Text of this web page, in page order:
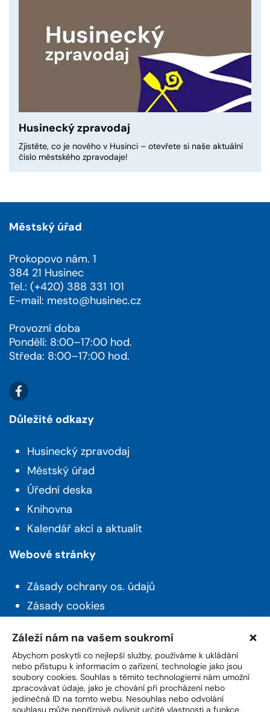
Záleží nám na vašem soukromí
Abychom poskytli co nejlepší služby, používáme k ukládání
nebo přístupu k informacím o zařízení, technologie jako jsou
soubory cookies. Souhlas s těmito technologiemi nám umožní
zpracovávat údaje, jako je chování při procházení nebo
jedinečná ID na tomto webu. Nesouhlas nebo odvolání
souhlasu může nepříznivě ovlivnit určité vlastnosti a funkce.
Husinecký zpravodaj
Zjistěte, co je nového v Husinci – otevřete si naše aktuální
číslo městského zpravodaje!
Městský úřad
Prokopovo nám. 1
384 21 Husinec
Tel.: (+420) 388 331 101
E-mail: mesto@husinec.cz
Provozní doba
Pondělí: 8:00–17:00 hod.
Středa: 8:00–17:00 hod.
Důležité odkazy
Husinecký zpravodaj
Městský úřad
Úřední deska
Knihovna
Kalendář akcí a aktualit
Webové stránky
Zásady ochrany os. údajů
Zásady cookies
Novinky z Husince
Máte zájem o aktuality a novinky ze života z
města? Přihlašte se k odběru našeho newsletteru.